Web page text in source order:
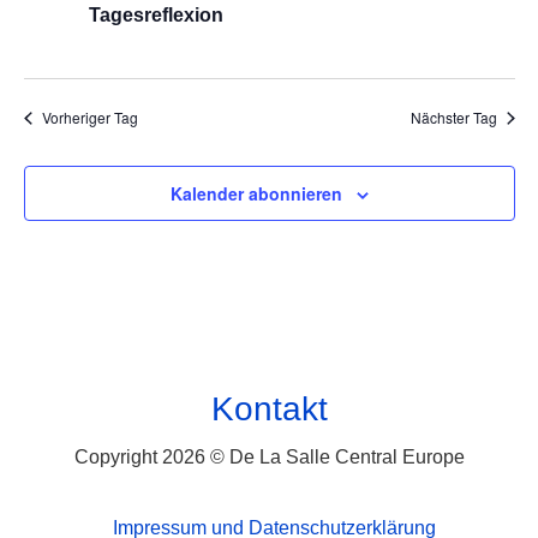
Tagesreflexion
Vorheriger Tag Nächster Tag
Kalender abonnieren
Kontakt
Copyright 2026 © De La Salle Central Europe
Impressum und Datenschutzerklärung